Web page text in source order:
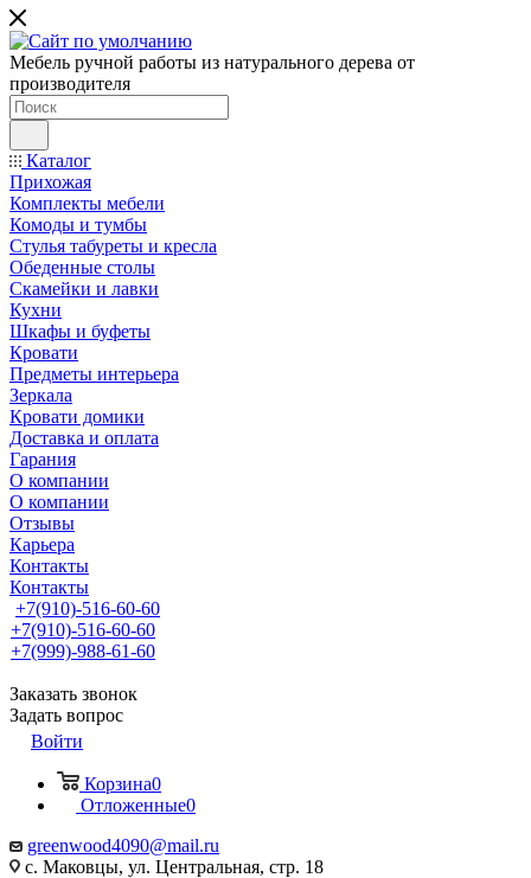
Мебель ручной работы из натурального дерева от
производителя
Каталог
Прихожая
Комплекты мебели
Комоды и тумбы
Стулья табуреты и кресла
Обеденные столы
Скамейки и лавки
Кухни
Шкафы и буфеты
Кровати
Предметы интерьера
Зеркала
Кровати домики
Доставка и оплата
Гарания
О компании
О компании
Отзывы
Карьера
Контакты
Контакты
+7(910)-516-60-60
+7(910)-516-60-60
+7(999)-988-61-60
Заказать звонок
Задать вопрос
Войти
Корзина0
Отложенные0
greenwood4090@mail.ru
с. Маковцы, ул. Центральная, стр. 18